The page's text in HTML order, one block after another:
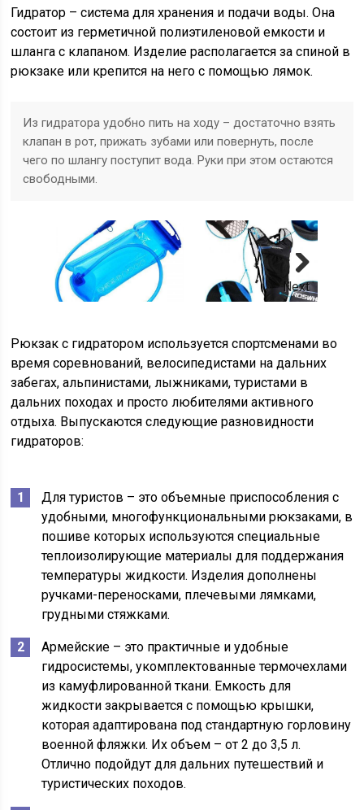
Гидратор – система для хранения и подачи воды. Она
состоит из герметичной полиэтиленовой емкости и
шланга с клапаном. Изделие располагается за спиной в
рюкзаке или крепится на него с помощью лямок.
Из гидратора удобно пить на ходу – достаточно взять
клапан в рот, прижать зубами или повернуть, после
чего по шлангу поступит вода. Руки при этом остаются
свободными.
Next
Рюкзак с гидратором используется спортсменами во
время соревнований, велосипедистами на дальних
забегах, альпинистами, лыжниками, туристами в
дальних походах и просто любителями активного
отдыха. Выпускаются следующие разновидности
гидраторов:
Для туристов – это объемные приспособления с
удобными, многофункциональными рюкзаками, в
пошиве которых используются специальные
теплоизолирующие материалы для поддержания
температуры жидкости. Изделия дополнены
ручками-переносками, плечевыми лямками,
грудными стяжками.
Армейские – это практичные и удобные
гидросистемы, укомплектованные термочехлами
из камуфлированной ткани. Емкость для
жидкости закрывается с помощью крышки,
которая адаптирована под стандартную горловину
военной фляжки. Их объем – от 2 до 3,5 л.
Отлично подойдут для дальних путешествий и
туристических походов.